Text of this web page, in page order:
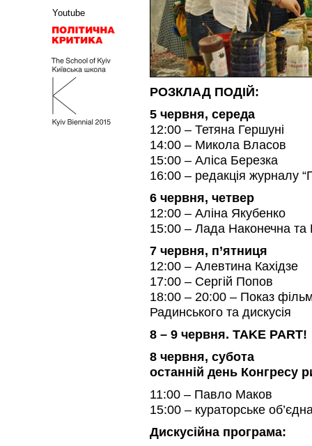
Youtube
РОЗКЛАД ПОДІЙ:
5 червня, cереда
12:00 – Тетяна Гершуні
14:00 – Микола Власов
15:00 – Аліса Березка
16:00 – редакція журналу
6 червня, четвер
12:00 – Аліна Якубенко
15:00 – Лада Наконечна та
7 червня, п’ятниця
12:00 – Алевтина Кахідзе
17:00 – Сергій Попов
18:00 – 20:00 – Показ
Радинського та дискусія
8 – 9 червня. TAKE PART!
8 червня, субота
останній день Конгресу
11:00 – Павло Маков
15:00 – кураторське
Дискусійна програма: